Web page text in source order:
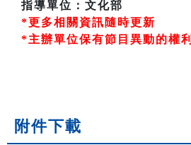
指導單位：文化部
*更多相關資訊隨時更新
*主辦單位保有節目異動的權利
附件下載